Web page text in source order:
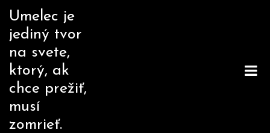
Skip
content
Umelec je
jediný tvor
na svete,
ktorý, ak
chce prežiť,
musí
zomrieť.